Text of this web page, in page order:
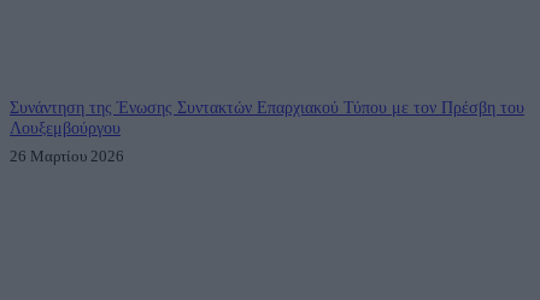
Συνάντηση της Ένωσης Συντακτών Επαρχιακού Τύπου με τον Πρέσβη του
Λουξεμβούργου
26 Μαρτίου 2026